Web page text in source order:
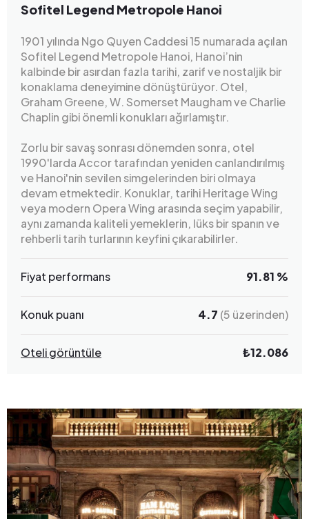
Sofitel Legend Metropole Hanoi
1901 yılında Ngo Quyen Caddesi 15 numarada açılan
Sofitel Legend Metropole Hanoi, Hanoi’nin
kalbinde bir asırdan fazla tarihi, zarif ve nostaljik bir
konaklama deneyimine dönüştürüyor. Otel,
Graham Greene, W. Somerset Maugham ve Charlie
Chaplin gibi önemli konukları ağırlamıştır.
Zorlu bir savaş sonrası dönemden sonra, otel
1990'larda Accor tarafından yeniden canlandırılmış
ve Hanoi'nin sevilen simgelerinden biri olmaya
devam etmektedir. Konuklar, tarihi Heritage Wing
veya modern Opera Wing arasında seçim yapabilir,
aynı zamanda kaliteli yemeklerin, lüks bir spanın ve
rehberli tarih turlarının keyfini çıkarabilirler.
Fiyat performans 91.81 %
Konuk puanı 4.7 (5 üzerinden)
Oteli görüntüle ₺12.086